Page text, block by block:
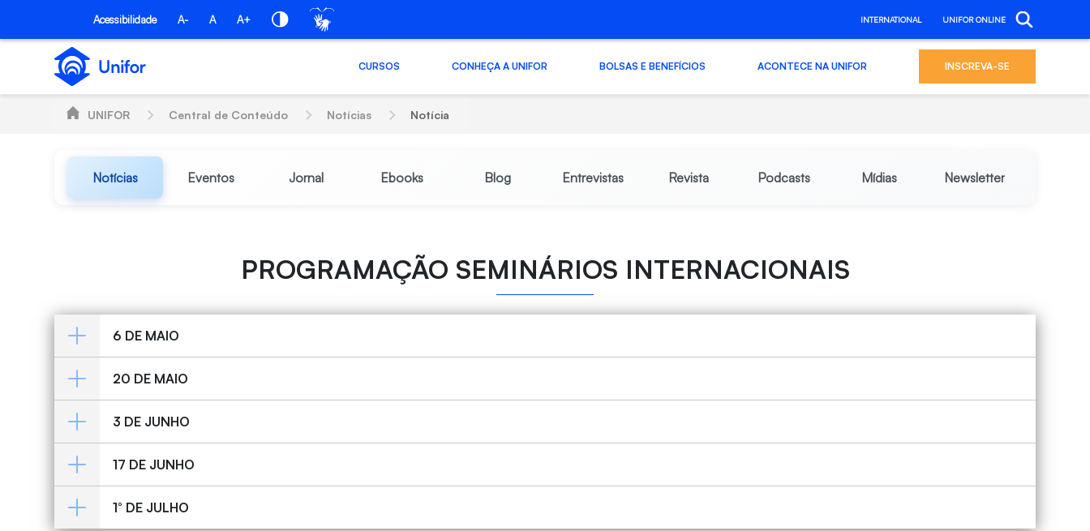
Pular para o Conteúdo principal
Acessibilidade A- A A+ INTERNATIONAL UNIFOR ONLINE
CURSOS CONHEÇA A UNIFOR BOLSAS E BENEFÍCIOS ACONTECE NA UNIFOR INSCREVA-SE
UNIFOR Central de Conteúdo Notícias Notícia
Notícias Eventos Jornal Ebooks Blog Entrevistas Revista Podcasts Mídias Newsletter
PROGRAMAÇÃO SEMINÁRIOS INTERNACIONAIS
6 DE MAIO
20 DE MAIO
3 DE JUNHO
17 DE JUNHO
1° DE JULHO